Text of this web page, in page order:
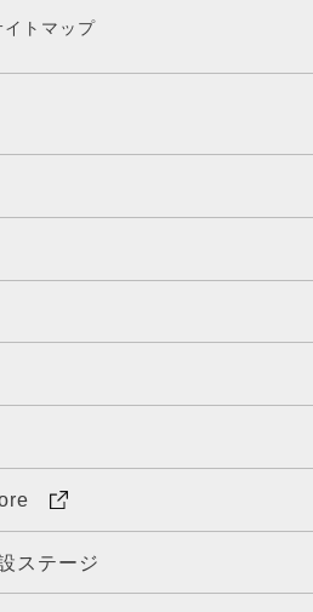
イトマップ
ステージ